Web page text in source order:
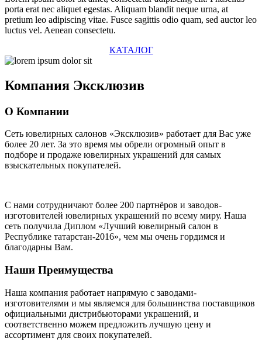
porta erat nec aliquet egestas. Aliquam blandit neque urna, at
pretium leo adipiscing vitae. Fusce sagittis odio quam, sed auctor leo
luctus vel. Aenean consectetu.
КАТАЛОГ
Компания Эксклюзив
О Компании
Сеть ювелирных салонов «Эксклюзив» работает для Вас уже
более 20 лет. За это время мы обрели огромный опыт в
подборе и продаже ювелирных украшений для самых
взыскательных покупателей.
С нами сотрудничают более 200 партнёров и заводов-
изготовителей ювелирных украшений по всему миру. Наша
сеть получила Диплом «Лучший ювелирный салон в
Республике татарстан-2016», чем мы очень гордимся и
благодарны Вам.
Наши Преимущества
Наша компания работает напрямую с заводами-
изготовителями и мы являемся для большинства поставщиков
официальными дистрибьюторами украшений, и
соответственно можем предложить лучшую цену и
ассортимент для своих покупателей.